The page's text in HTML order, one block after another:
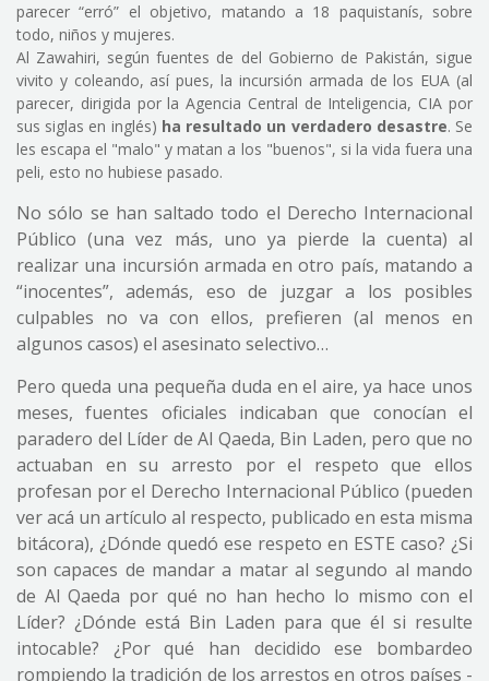
parecer “erró” el objetivo, matando a 18 paquistanís, sobre
todo, niños y mujeres.
Al Zawahiri, según fuentes de del Gobierno de Pakistán, sigue
vivito y coleando, así pues, la incursión armada de los EUA (al
parecer, dirigida por la Agencia Central de Inteligencia, CIA por
sus siglas en inglés) ha resultado un verdadero desastre. Se
les escapa el "malo" y matan a los "buenos", si la vida fuera una
peli, esto no hubiese pasado.
No sólo se han saltado todo el Derecho Internacional
Público (una vez más, uno ya pierde la cuenta) al
realizar una incursión armada en otro país, matando a
“inocentes”, además, eso de juzgar a los posibles
culpables no va con ellos, prefieren (al menos en
algunos casos) el asesinato selectivo…
Pero queda una pequeña duda en el aire, ya hace unos
meses, fuentes oficiales indicaban que conocían el
paradero del Líder de Al Qaeda, Bin Laden, pero que no
actuaban en su arresto por el respeto que ellos
profesan por el Derecho Internacional Público (pueden
ver acá un artículo al respecto, publicado en esta misma
bitácora), ¿Dónde quedó ese respeto en ESTE caso? ¿Si
son capaces de mandar a matar al segundo al mando
de Al Qaeda por qué no han hecho lo mismo con el
Líder? ¿Dónde está Bin Laden para que él si resulte
intocable? ¿Por qué han decidido ese bombardeo
rompiendo la tradición de los arrestos en otros países -